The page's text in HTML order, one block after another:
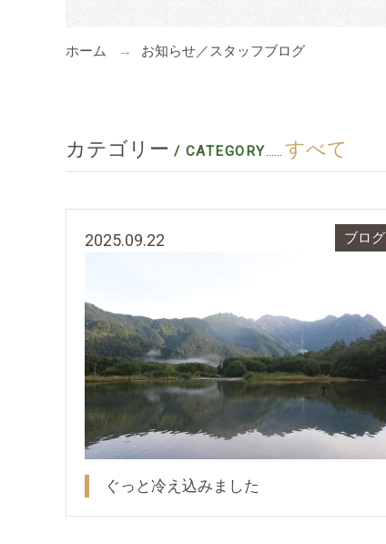
ホーム お知らせ／スタッフブログ
カテゴリー / CATEGORY...... すべて
2025.09.22 ブログ
ぐっと冷え込みました